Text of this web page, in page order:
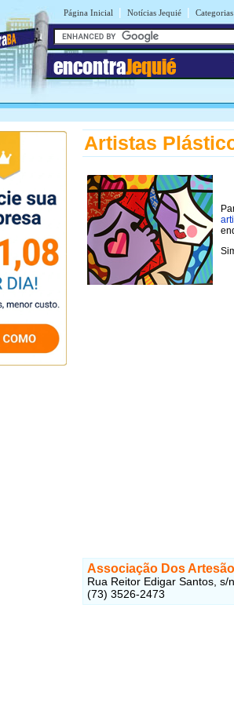
Página Inicial | Notícias Jequié | Categorias
encontraJequié
Artistas
Associação Dos
Rua Reitor Edigar Santos, s/
(73) 3526-2473